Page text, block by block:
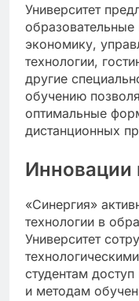
Университет
экономику,
технологии,
другие
обучению
оптимальные
дистанционных
Инновации
«Синергия»
технологии в
Университет
студентам
и методам